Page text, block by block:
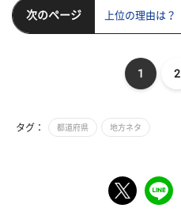
次のページ 上位の理由は？
1 2
タグ： 都道府県 地方ネタ